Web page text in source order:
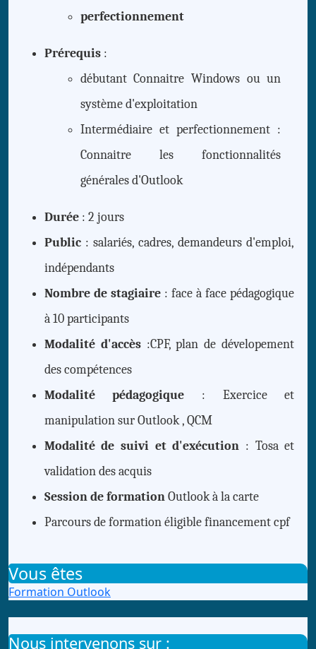
perfectionnement
Prérequis:
débutant Connaitre Windows ou un
système d'exploitation
Intermédiaire et perfectionnement :
Connaitre les fonctionnalités
générales d'Outlook
Durée: 2 jours
Public: salariés, cadres, demandeurs d'emploi,
indépendants
Nombre de stagiaire: face à face pédagogique
à 10 participants
Modalité d'accès :CPF, plan de dévelopement
des compétences
Modalité pédagogique : Exercice et
manipulation sur Outlook , QCM
Modalité de suivi et d'exécution : Tosa et
validation des acquis
Session de formationOutlook à la carte
Parcours de formation éligible financement cpf
Vous êtes
Formation Outlook
Nous intervenons sur :